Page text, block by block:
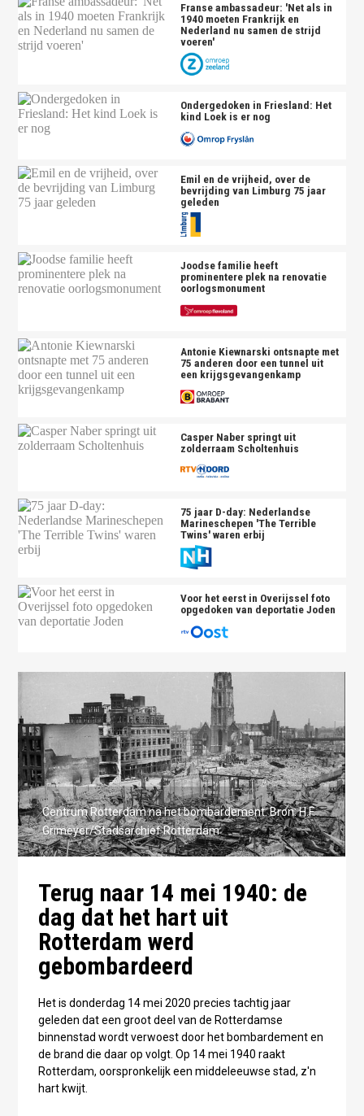
Franse ambassadeur: 'Net als in
1940 moeten Frankrijk en
Nederland nu samen de strijd
voeren'
Ondergedoken in Friesland: Het
kind Loek is er nog
Emil en de vrijheid, over de
bevrijding van Limburg 75 jaar
geleden
Joodse familie heeft
prominentere plek na renovatie
oorlogsmonument
Antonie Kiewnarski ontsnapte met
75 anderen door een tunnel uit
een krijgsgevangenkamp
Casper Naber springt uit
zolderraam Scholtenhuis
75 jaar D-day: Nederlandse
Marineschepen 'The Terrible
Twins' waren erbij
Voor het eerst in Overijssel foto
opgedoken van deportatie Joden
Centrum Rotterdam na het bombardement. Bron: H.F.
Grimeyer/Stadsarchief Rotterdam
Terug naar 14 mei 1940: de
dag dat het hart uit
Rotterdam werd
gebombardeerd
Het is donderdag 14 mei 2020 precies tachtig jaar
geleden dat een groot deel van de Rotterdamse
binnenstad wordt verwoest door het bombardement en
de brand die daar op volgt. Op 14 mei 1940 raakt
Rotterdam, oorspronkelijk een middeleeuwse stad, z'n
hart kwijt.